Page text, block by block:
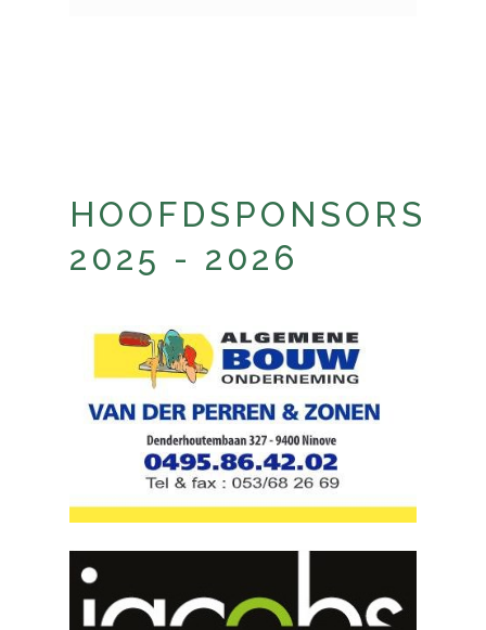
HOOFDSPONSORS
2025 - 2026